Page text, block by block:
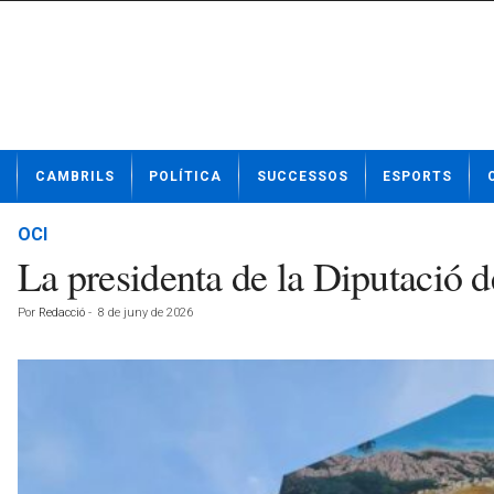
t
CAMBRILS POLÍTICA SUCCESSOS ESPORTS
OCI
La presidenta de la Diputació
Por Redacció - 8 de juny de 2026